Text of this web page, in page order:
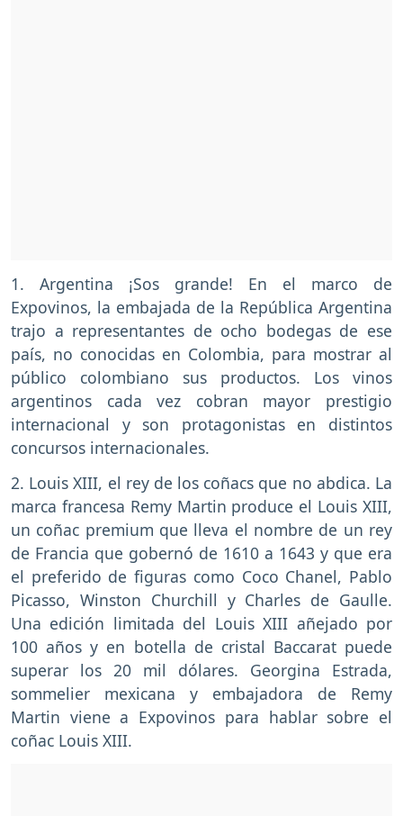
1. Argentina ¡Sos grande! En el marco de
Expovinos, la embajada de la República Argentina
trajo a representantes de ocho bodegas de ese
país, no conocidas en Colombia, para mostrar al
público colombiano sus productos. Los vinos
argentinos cada vez cobran mayor prestigio
internacional y son protagonistas en distintos
concursos internacionales.
2. Louis XIII, el rey de los coñacs que no abdica. La
marca francesa Remy Martin produce el Louis XIII,
un coñac premium que lleva el nombre de un rey
de Francia que gobernó de 1610 a 1643 y que era
el preferido de figuras como Coco Chanel, Pablo
Picasso, Winston Churchill y Charles de Gaulle.
Una edición limitada del Louis XIII añejado por
100 años y en botella de cristal Baccarat puede
superar los 20 mil dólares. Georgina Estrada,
sommelier mexicana y embajadora de Remy
Martin viene a Expovinos para hablar sobre el
coñac Louis XIII.